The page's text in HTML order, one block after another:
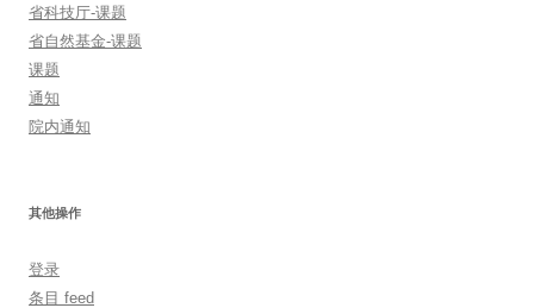
省科技厅-课题
省自然基金-课题
课题
通知
院内通知
其他操作
登录
条目 feed